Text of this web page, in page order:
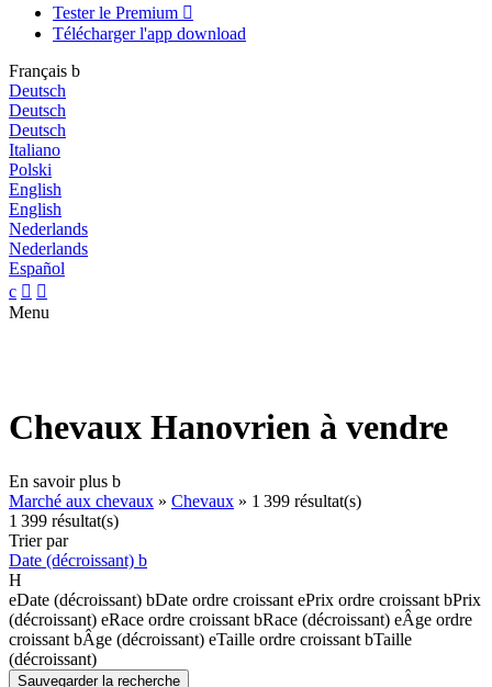
Tester le Premium 
Télécharger l'app download
Français b
Deutsch
Deutsch
Deutsch
Italiano
Polski
English
English
Nederlands
Nederlands
Español
c  
Menu
Chevaux Hanovrien à vendre
En savoir plus b
Marché aux chevaux » Chevaux » 1 399 résultat(s)
1 399 résultat(s)
Trier par
Date (décroissant) b
H
eDate (décroissant) bDate ordre croissant ePrix ordre croissant bPrix
(décroissant) eRace ordre croissant bRace (décroissant) eÂge ordre
croissant bÂge (décroissant) eTaille ordre croissant bTaille
(décroissant)
Sauvegarder la recherche